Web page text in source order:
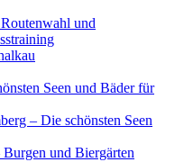
und
Seen und Bäder für
– Die schönsten Seen
und Biergärten